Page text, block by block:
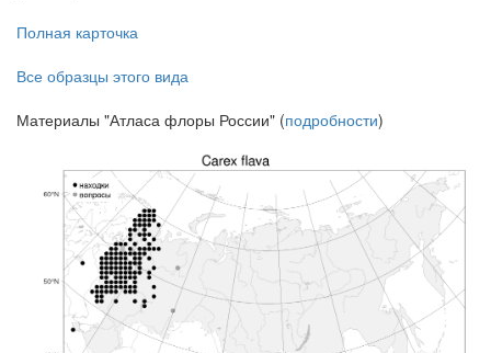
Полная карточка
Все образцы этого вида
Материалы "Атласа флоры России" (подробности)